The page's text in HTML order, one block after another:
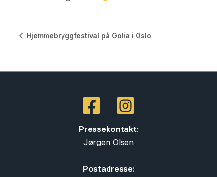
Hjemmebryggfestival på Golia i Oslo
Pressekontakt:
Jørgen Olsen
Postadresse: